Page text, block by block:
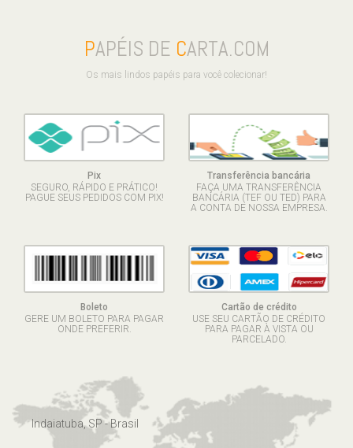
PAPÉIS DE CARTA.COM
Os mais lindos papéis para você colecionar!
Pix
SEGURO, RÁPIDO E PRÁTICO!
PAGUE SEUS PEDIDOS COM PIX!
Transferência bancária
FAÇA UMA TRANSFERÊNCIA
BANCÁRIA (TEF OU TED) PARA
A CONTA DE NOSSA EMPRESA.
Boleto
GERE UM BOLETO PARA PAGAR
ONDE PREFERIR.
Cartão de crédito
USE SEU CARTÃO DE CRÉDITO
PARA PAGAR À VISTA OU
PARCELADO.
Indaiatuba, SP - Brasil